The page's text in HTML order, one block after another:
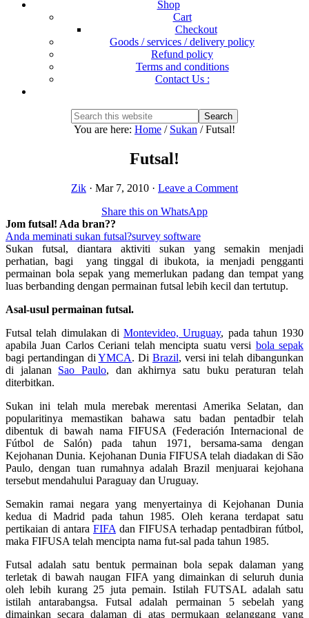
Shop
Cart
Checkout
Goods / services / delivery policy
Refund policy
Terms and conditions
Contact Us :
Search
this
Hide
You are here: Home / Sukan /Futsal!
Futsal!
Zik · Mar 7, 2010 · Leave a Comment
Share this on WhatsApp
Jom futsal! Ada bran??
Anda meminati sukan futsal?survey software
Sukan futsal, diantara aktiviti sukan yang semakin menjadi
perhatian, bagi yang tinggal di ibukota, ia menjadi pengganti
permainan bola sepak yang memerlukan padang dan tempat yang
luas berbanding dengan permainan futsal lebih kecil dan tertutup.
Asal-usul permainan futsal.
Futsal telah dimulakan di Montevideo, Uruguay, pada tahun 1930
apabila Juan Carlos Ceriani telah mencipta suatu versi bola sepak
bagi pertandingan diYMCA. Di Brazil, versi ini telah dibangunkan
di jalanan Sao Paulo, dan akhirnya satu buku peraturan telah
diterbitkan.
Sukan ini telah mula merebak merentasi Amerika Selatan, dan
popularitinya memastikan bahawa satu badan pentadbir telah
dibentuk di bawah nama FIFUSA (Federación Internacional de
Fútbol de Salón) pada tahun 1971, bersama-sama dengan
Kejohanan Dunia. Kejohanan Dunia FIFUSA telah diadakan di São
Paulo, dengan tuan rumahnya adalah Brazil menjuarai kejohana
tersebut mendahului Paraguay dan Uruguay.
Semakin ramai negara yang menyertainya di Kejohanan Dunia
kedua di Madrid pada tahun 1985. Oleh kerana terdapat satu
pertikaian di antara FIFA dan FIFUSA terhadap pentadbiran fútbol,
maka FIFUSA telah mencipta nama fut-sal pada tahun 1985.
Futsal adalah satu bentuk permainan bola sepak dalaman yang
terletak di bawah naugan FIFA yang dimainkan di seluruh dunia
oleh lebih kurang 25 juta pemain. Istilah FUTSAL adalah satu
istilah antarabangsa. Futsal adalah permainan 5 sebelah yang
dimainkan secara dalaman di atas permukaan gelanggang yang